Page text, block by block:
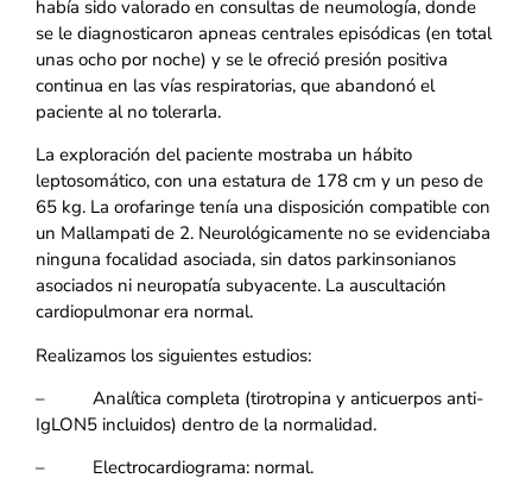
había sido valorado en consultas de neumología, donde
se le diagnosticaron apneas centrales episódicas (en total
unas ocho por noche) y se le ofreció presión positiva
continua en las vías respiratorias, que abandonó el
paciente al no tolerarla.
La exploración del paciente mostraba un hábito
leptosomático, con una estatura de 178 cm y un peso de
65 kg. La orofaringe tenía una disposición compatible con
un Mallampati de 2. Neurológicamente no se evidenciaba
ninguna focalidad asociada, sin datos parkinsonianos
asociados ni neuropatía subyacente. La auscultación
cardiopulmonar era normal.
Realizamos los siguientes estudios:
– Analítica completa (tirotropina y anticuerpos anti-
IgLON5 incluidos) dentro de la normalidad.
– Electrocardiograma: normal.